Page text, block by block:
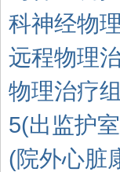
复
学
中
科神经物
远程物理
物理治疗
5(出监护
(院外心脏